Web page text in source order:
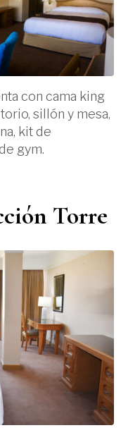
con cama king
sillón y mesa,
kit de
gym.
Torre